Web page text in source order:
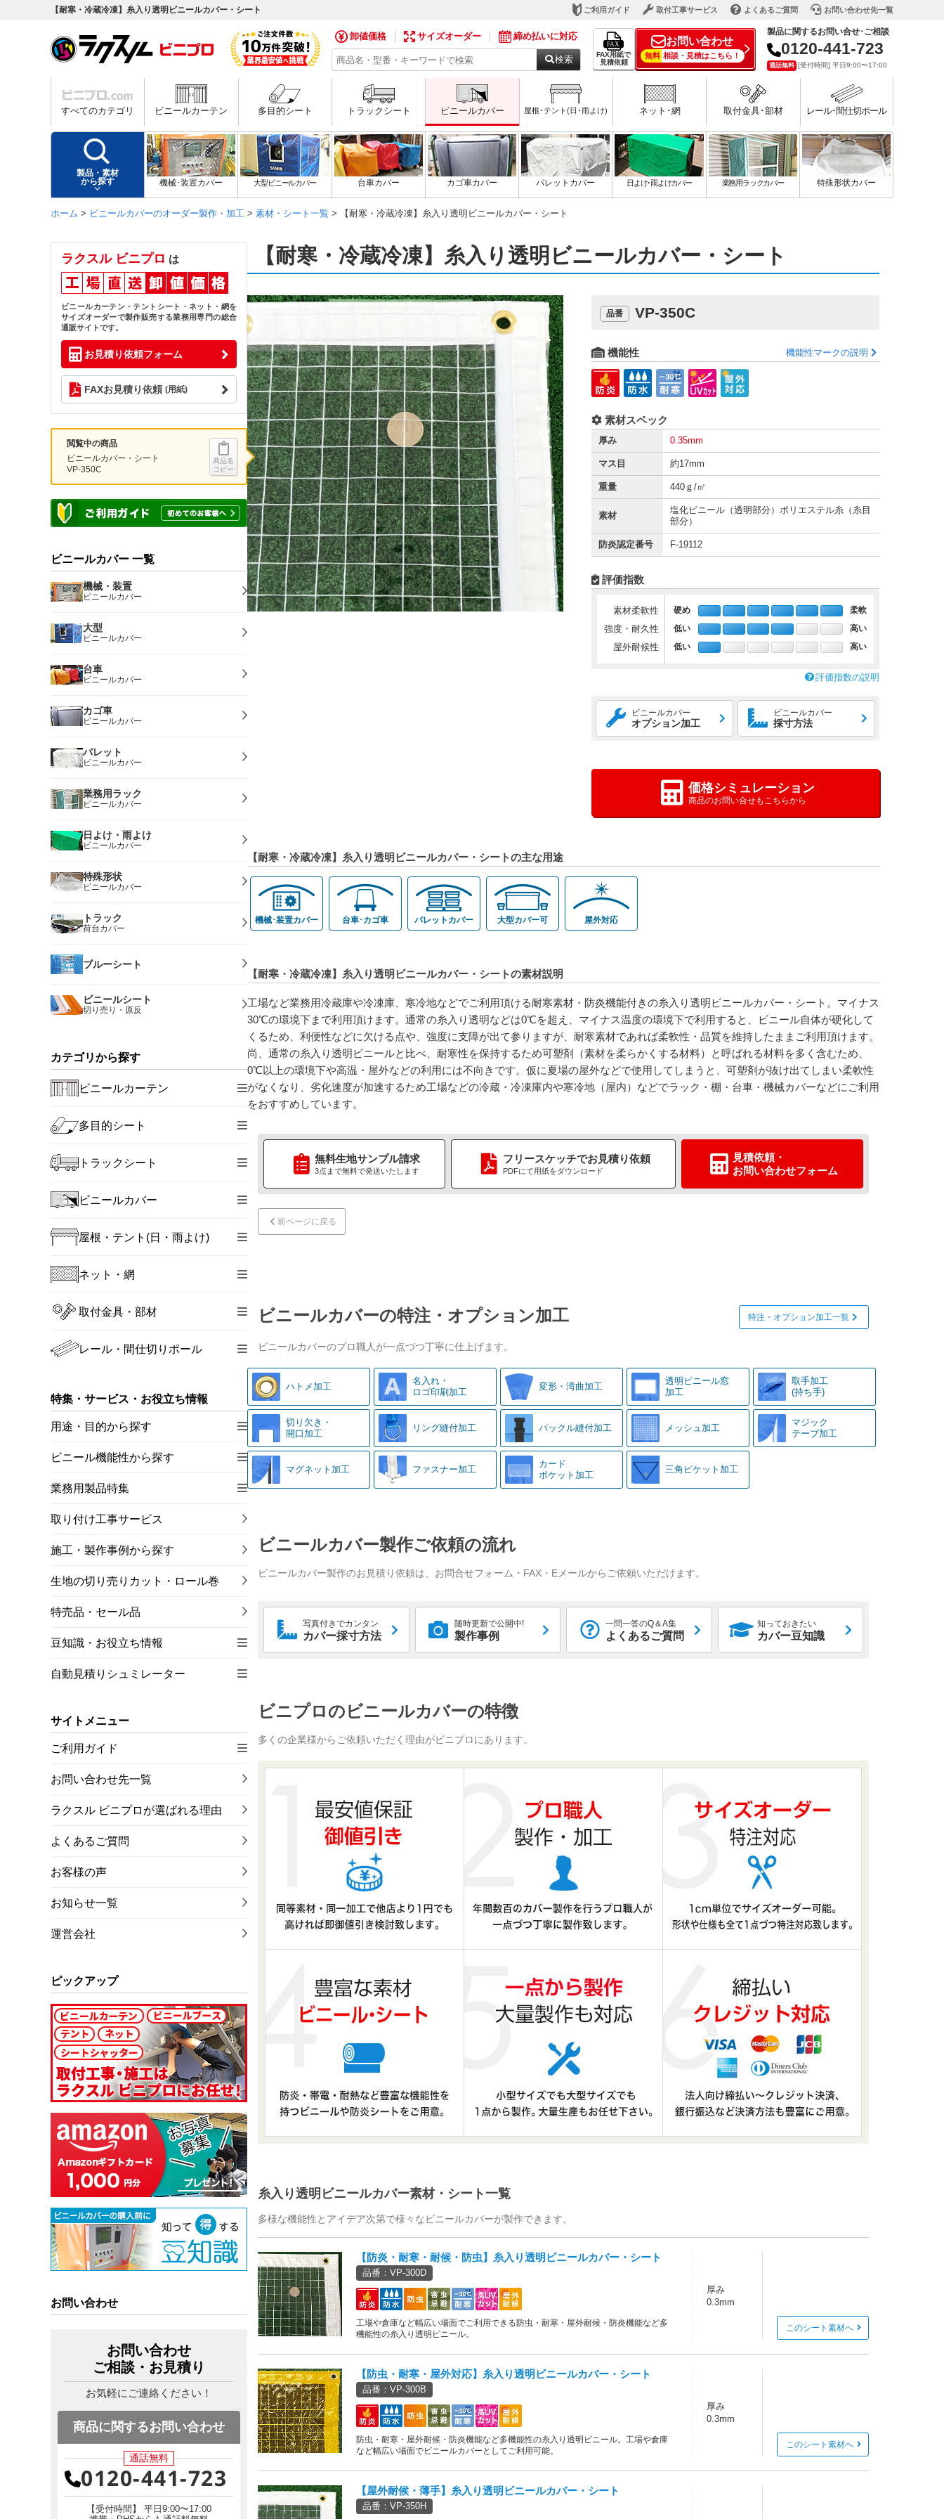
【耐寒・冷蔵冷凍】糸入り透明ビニールカバー・シート ご利用ガイド 取付工事サービス よくあるご質問 お問い合わせ先一覧
卸値価格 サイズオーダー 締め払いに対応
検索
FAX用紙で
見積依頼
お問い合わせ
無料 相談・見積はこちら！
製品に関するお問い合せ･ご相談
0120-441-723
通話無料 [受付時間] 平日9:00〜17:00
すべてのカテゴリ ビニールカーテン 多目的シート トラックシート ビニールカバー 屋根･テント(日･雨よけ) ネット･網 取付金具･部材 レール･間仕切ポール
製品・素材
から探す
機械･装置カバー 大型ビニールカバー 台車カバー カゴ車カバー パレットカバー 日よけ･雨よけカバー 業務用ラックカバー 特殊形状カバー
ホーム > ビニールカバーのオーダー製作・加工 > 素材・シート一覧 > 【耐寒・冷蔵冷凍】糸入り透明ビニールカバー・シート
【耐寒・冷蔵冷凍】糸入り透明ビニールカバー・シート
品番 VP-350C
機能性 機能性マークの説明
素材スペック
厚み 0.35mm
マス目 約17mm
重量 440ｇ/㎡
素材
塩化ビニール（透明部分）ポリエステル糸（糸目
部分）
防炎認定番号 F-19112
評価指数
素材柔軟性 硬め 柔軟
強度・耐久性 低い 高い
屋外耐候性 低い 高い
評価指数の説明
ビニールカバー
オプション加工
ビニールカバー
採寸方法
価格シミュレーション
商品のお問い合せもこちらから
【耐寒・冷蔵冷凍】糸入り透明ビニールカバー・シートの主な用途
機械･装置カバー 台車･カゴ車 パレットカバー 大型カバー可 屋外対応
【耐寒・冷蔵冷凍】糸入り透明ビニールカバー・シートの素材説明
工場など業務用冷蔵庫や冷凍庫、寒冷地などでご利用頂ける耐寒素材・防炎機能付きの糸入り透明ビニールカバー・シート。マイナス
30℃の環境下まで利用頂けます。通常の糸入り透明などは0℃を超え、マイナス温度の環境下で利用すると、ビニール自体が硬化して
くるため、利便性などに欠ける点や、強度に支障が出て参りますが、耐寒素材であれば柔軟性・品質を維持したままご利用頂けます。
尚、通常の糸入り透明ビニールと比べ、耐寒性を保持するため可塑剤（素材を柔らかくする材料）と呼ばれる材料を多く含むため、
0℃以上の環境下や高温・屋外などの利用には不向きです。仮に夏場の屋外などで使用してしまうと、可塑剤が抜け出てしまい柔軟性
がなくなり、劣化速度が加速するため工場などの冷蔵・冷凍庫内や寒冷地（屋内）などでラック・棚・台車・機械カバーなどにご利用
をおすすめしています。
無料生地サンプル請求
3点まで無料で発送いたします
フリースケッチでお見積り依頼
PDFにて用紙をダウンロード
見積依頼・
お問い合わせフォーム
前ページに戻る
ビニールカバーの特注・オプション加工
ビニールカバーのプロ職人が一点づつ丁寧に仕上げます。
ハトメ加工
名入れ・
ロゴ印刷加工
変形・湾曲加工
透明ビニール窓
加工
取手加工
(持ち手)
切り欠き・
開口加工
リング縫付加工 バックル縫付加工 メッシュ加工
マジック
テープ加工
マグネット加工 ファスナー加工
カード
ポケット加工
三角ピケット加工
特注・オプション加工一覧
ビニールカバー製作ご依頼の流れ
ビニールカバー製作のお見積り依頼は、お問合せフォーム・FAX・Eメールからご依頼いただけます。
写真付きでカンタン
カバー採寸方法
随時更新で公開中!
製作事例
一問一答のQ＆A集
よくあるご質問
知っておきたい
カバー豆知識
ビニプロのビニールカバーの特徴
多くの企業様からご依頼いただく理由がビニプロにあります。
糸入り透明ビニールカバー素材・シート一覧
多様な機能性とアイデア次第で様々なビニールカバーが製作できます。
【防炎・耐寒・耐候・防虫】糸入り透明ビニールカバー・シート
品番：VP-300D
工場や倉庫など幅広い場面でご利用できる防虫・耐寒・屋外耐候・防炎機能など多
機能性の糸入り透明ビニール。
厚み
0.3mm
このシート素材へ
【防虫・耐寒・屋外対応】糸入り透明ビニールカバー・シート
品番：VP-300B
防虫・耐寒・屋外耐候・防炎機能など多機能性の糸入り透明ビニール。工場や倉庫
など幅広い場面でビニールカバーとしてご利用可能。
厚み
0.3mm
このシート素材へ
【屋外耐候・薄手】糸入り透明ビニールカバー・シート
品番：VP-350H
ラクスル ビニプロ は
ビニールカーテン・テントシート・ネット・網を
サイズオーダーで製作販売する業務用専門の総合
通販サイトです。
お見積り依頼フォーム
FAXお見積り依頼 (用紙)
閲覧中の商品
ビニールカバー・シート
VP-350C
商品名
コピー
ビニールカバー 一覧
機械・装置
ビニールカバー
大型
ビニールカバー
台車
ビニールカバー
カゴ車
ビニールカバー
パレット
ビニールカバー
業務用ラック
ビニールカバー
日よけ・雨よけ
ビニールカバー
特殊形状
ビニールカバー
トラック
荷台カバー
ブルーシート
ビニールシート
切り売り・原反
カテゴリから探す
ビニールカーテン
多目的シート
トラックシート
ビニールカバー
屋根・テント(日・雨よけ)
ネット・網
取付金具・部材
レール・間仕切りポール
特集・サービス・お役立ち情報
用途・目的から探す
ビニール機能性から探す
業務用製品特集
取り付け工事サービス
施工・製作事例から探す
生地の切り売りカット・ロール巻
特売品・セール品
豆知識・お役立ち情報
自動見積りシュミレーター
サイトメニュー
ご利用ガイド
お問い合わせ先一覧
ラクスル ビニプロが選ばれる理由
よくあるご質問
お客様の声
お知らせ一覧
運営会社
ピックアップ
お問い合わせ
お問い合わせ
ご相談・お見積り
お気軽にご連絡ください！
商品に関するお問い合わせ
通話無料
0120-441-723
【受付時間】 平日9:00〜17:00